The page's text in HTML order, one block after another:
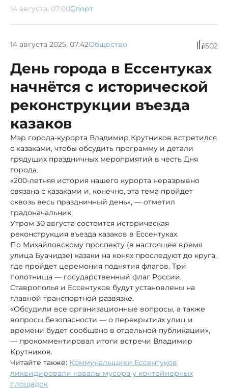
14 августа, 07:00Спорт
14 августа 2025, 07:42Общество 1502
День города в Ессентуках
начнётся с исторической
реконструкции въезда
казаков
Мэр города-курорта Владимир Крутников встретился
с казаками, чтобы обсудить программу и детали
грядущих праздничных мероприятий в честь Дня
города.
«200-летняя история нашего курорта неразрывно
связана с казаками и, конечно, эта тема пройдет
сквозь весь праздничный день», — отметил
градоначальник.
Утром 30 августа состоится историческая
реконструкция въезда казаков в Ессентуках.
По Михайловскому проспекту (в настоящее время
улица Буачидзе) казаки на конях проследуют до круга,
где пройдет церемония поднятия флагов. Три
полотнища — государственный флаг России,
Ставрополья и Ессентуков будут установлены на
главной транспортной развязке.
«Обсудили все организационные вопросы, а также
вопросы безопасности — о перекрытиях улиц и
времени будет сообщено в отдельной публикации»,
— прокомментировал итоги встречи Владимир
Крутников.
Читайте также: Коммунальщики Ессентуков
ликвидировали навалы мусора у контейнерных
площадок